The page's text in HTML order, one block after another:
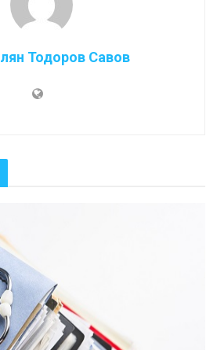
Тодоров Савов